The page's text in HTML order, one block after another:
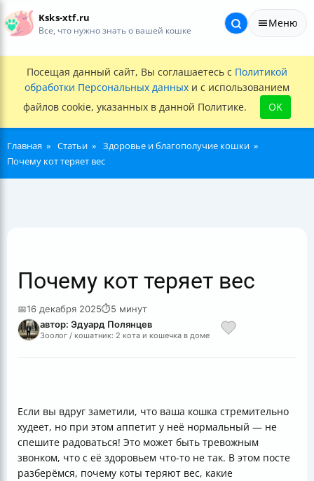
Ksks-xtf.ru
Все, что нужно знать о вашей кошке
Меню
Посещая данный сайт, Вы соглашаетесь с Политикой
обработки Персональных данных и с использованием
файлов cookie, указанных в данной Политике.
OK
Главная Статьи
Здоровье и благополучие кошки
Почему кот теряет вес
Почему кот теряет вес
📅16 декабря 2025⏱5 минут
автор: Эдуард Полянцев
Зоолог / кошатник: 2 кота и кошечка в доме
Если вы вдруг заметили, что ваша кошка стремительно
худеет, но при этом аппетит у неё нормальный — не
спешите радоваться! Это может быть тревожным
звонком, что с её здоровьем что-то не так. В этом посте
разберёмся, почему коты теряют вес, какие